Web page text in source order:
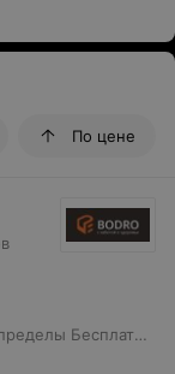
По цене
Бесплатная доставка от 100 руб.